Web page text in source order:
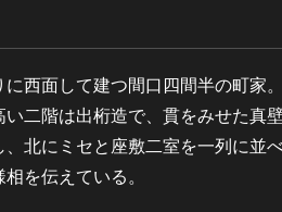
に西面して建つ間口四間半の町家
い二階は出桁造で、貫をみせた真
、北にミセと座敷二室を一列に並
を伝えている。